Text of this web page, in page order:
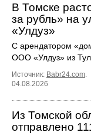
В Томске
за рубль» на
«Улдуз»
С арендатором
ООО «Улдуз» из
Источник: Babr24.com.
04.08.2026
Из Томской
отправлено